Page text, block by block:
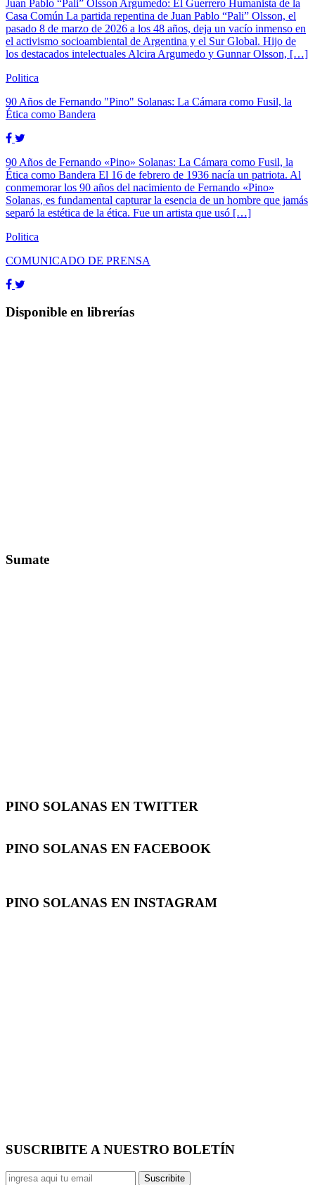
Juan Pablo “Pali” Olsson Argumedo: El Guerrero Humanista de la
Casa Común La partida repentina de Juan Pablo “Pali” Olsson, el
pasado 8 de marzo de 2026 a los 48 años, deja un vacío inmenso en
el activismo socioambiental de Argentina y el Sur Global. Hijo de
los destacados intelectuales Alcira Argumedo y Gunnar Olsson, […]
Politica
90 Años de Fernando "Pino" Solanas: La Cámara como Fusil, la
Ética como Bandera
90 Años de Fernando «Pino» Solanas: La Cámara como Fusil, la
Ética como Bandera El 16 de febrero de 1936 nacía un patriota. Al
conmemorar los 90 años del nacimiento de Fernando «Pino»
Solanas, es fundamental capturar la esencia de un hombre que jamás
separó la estética de la ética. Fue un artista que usó […]
Politica
COMUNICADO DE PRENSA
Disponible en librerías
Sumate
PINO SOLANAS EN TWITTER
PINO SOLANAS EN FACEBOOK
PINO SOLANAS EN INSTAGRAM
SUSCRIBITE A NUESTRO BOLETÍN
Suscribite